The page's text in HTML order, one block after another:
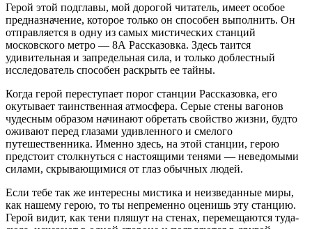
Герой этой подглавы, мой дорогой читатель, имеет особое
предназначение, которое только он способен выполнить. Он
отправляется в одну из самых мистических станций
московского метро — 8А Рассказовка. Здесь таится
удивительная и запредельная сила, и только доблестный
исследователь способен раскрыть ее тайны.
Когда герой переступает порог станции Рассказовка, его
окутывает таинственная атмосфера. Серые стены вагонов
чудесным образом начинают обретать свойство жизни, будто
оживают перед глазами удивленного и смелого
путешественника. Именно здесь, на этой станции, герою
предстоит столкнуться с настоящими тенями — неведомыми
силами, скрывающимися от глаз обычных людей.
Если тебе так же интересны мистика и неизведанные миры,
как нашему герою, то ты непременно оценишь эту станцию.
Герой видит, как тени пляшут на стенах, перемещаются туда-